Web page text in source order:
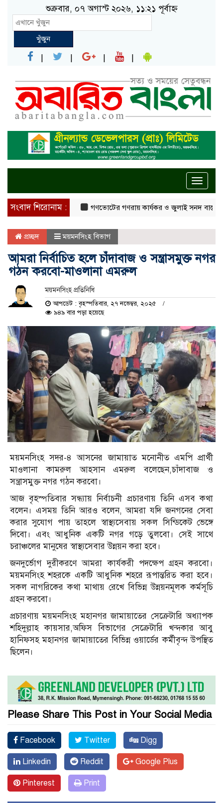
শুক্রবার, ০৭ অগাস্ট ২০২৬, ১১:২১ পূর্বাহ্ন
খুঁজুন
Toggle
সংবাদ শিরোনাম :গণভোটের গণরায় কার্যকর ও জুলাই সনদ বাস্তবায়নের
প্রচ্ছদ ময়মনসিংহ বিভাগ
আমরা নির্বাচিত হলে চাঁদাবাজ ও সন্ত্রাসমুক্ত নগর
গঠন করবো-মাওলানা এমরুল
ময়মনসিংহ প্রতিনিধি
আপডেট : বৃহস্পতিবার, ২৭ নভেম্বর, ২০২৫
৯৪৯ বার পড়া হয়েছে
ময়মনসিংহ সদর-৪ আসনের জামায়াত মনোনীত এমপি প্রার্থী
মাওলানা কামরুল আহসান এমরুল বলেছেন,চাঁদাবাজ ও
সন্ত্রাসমুক্ত নগর গঠন করবো।
আজ বৃহস্পতিবার সন্ধ্যায় নির্বাচনী প্রচারণায় তিনি এসব কথা
বলেন। এসময় তিনি আরও বলেন, আমরা যদি জনগনের সেবা
করার সুযোগ পায় তাহলে স্বাস্থ্যসেবায় সকল সিন্ডিকেট ভেঙ্গে
দিবো। এবং আধুনিক একটি নগর গড়ে তুলবো। সেই সাথে
চরাঞ্চলের মানুষের স্বাস্থ্যসেবার উন্নয়ন করা হবে।
জনদুর্ভোগ দুরীকরণে আমরা কার্যকরী পদক্ষেপ গ্রহন করবো।
ময়মনসিংহ শহরকে একটি আধুনিক শহরে রূপান্তরিত করা হবে।
সকল নাগরিকের কথা মাথায় রেখে বিভিন্ন উন্নয়নমূলক কর্মসূচি
গ্রহন করবো।
প্রচারণায় ময়মনসিংহ মহানগর জামায়াতের সেক্রেটারি অধ্যাপক
শহিদুল্লাহ কায়সার,অফিস বিভাগের সেক্রেটারি খন্দকার আবু
হানিফসহ মহানগর জামায়াতের বিভিন্ন ওয়ার্ডের কর্মীবৃন্দ উপস্থিত
ছিলেন।
Please Share This Post in Your Social Media
Facebook Twitter Digg
Linkedin Reddit Google Plus
Pinterest Print